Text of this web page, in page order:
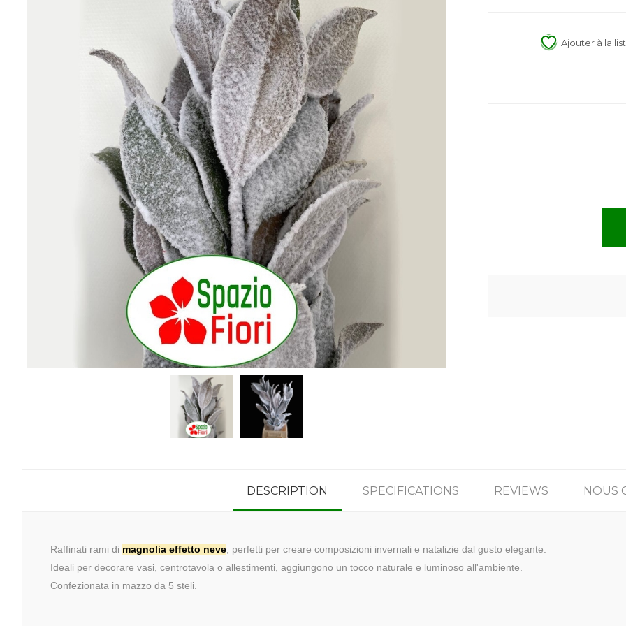
Ajouter à la
DESCRIPTION SPECIFICATIONS REVIEWS NOUS
Raffinati rami di magnolia effetto neve , perfetti per creare composizioni invernali e natalizie dal gusto elegante.
Ideali per decorare vasi, centrotavola o allestimenti, aggiungono un tocco naturale e luminoso all'ambiente.
Confezionata in mazzo da 5 steli.